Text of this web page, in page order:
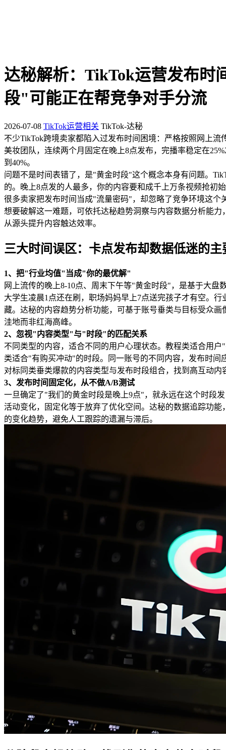
达秘解析：TikTok运营发布时
段"可能正在帮竞争对手分流
2026-07-08 TikTok运营相关 TikTok-达秘
不少TikTok跨境卖家都陷入过发布时间困境：严格按照网上
美妆团队，连续两个月固定在晚上8点发布，完播率稳定在
到40%。
问题不是时间表错了，是"黄金时段"这个概念本身有问题。
的。晚上8点发的人最多，你的内容要和成千上万条视频抢初
很多卖家把发布时间当成"流量密码"，却忽略了竞争环境这
想要破解这一难题，可依托达秘趋势洞察与内容数据分析能
从源头提升内容触达效率。
三大时间误区：卡点发布却数据低迷的主
1、把"行业均值"当成"你的最优解"
网上流传的晚上8-10点、周末下午等"黄金时段"，是基于大
大学生凌晨1点还在刷，职场妈妈早上7点送完孩子才有空。
藏。达秘的内容趋势分析功能，可基于账号垂类与目标受众
洼地而非红海高峰。
2、忽视"内容类型"与"时段"的匹配关系
不同类型的内容，适合不同的用户心理状态。教程类适合用
类适合"有购买冲动"的时段。同一账号的不同内容，发布时
对标同类垂类爆款的内容类型与发布时段组合，找到高互动内
3、发布时间固定化，从不做A/B测试
一旦确定了"我们的黄金时段是晚上9点"，就永远在这个时段
活动变化，固定化等于放弃了优化空间。达秘的数据追踪功
的变化趋势，避免人工跟踪的遗漏与滞后。